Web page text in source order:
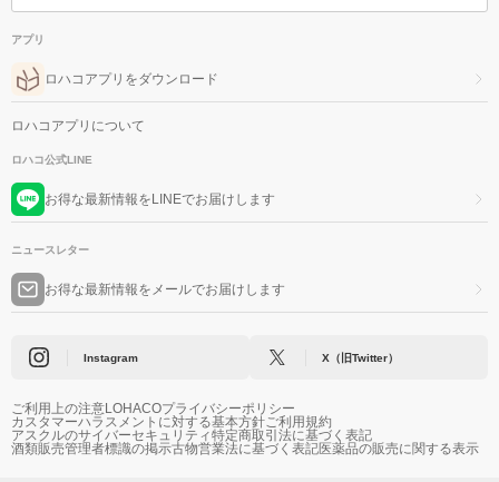
アプリ
ロハコアプリをダウンロード
ロハコアプリについて
ロハコ公式LINE
お得な最新情報をLINEでお届けします
ニュースレター
お得な最新情報をメールでお届けします
Instagram X（旧Twitter）
ご利用上の注意LOHACOプライバシーポリシー
カスタマーハラスメントに対する基本方針ご利用規約
アスクルのサイバーセキュリティ特定商取引法に基づく表記
酒類販売管理者標識の掲示古物営業法に基づく表記医薬品の販売に関する表示